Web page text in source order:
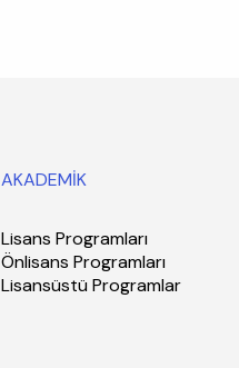
AKADEMİK
Lisans Programları
Önlisans Programları
Lisansüstü Programlar